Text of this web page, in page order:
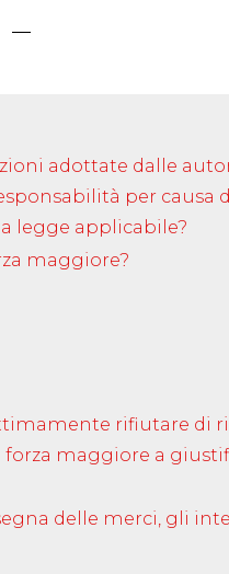
adottate dalle
per causa
legge applicabile?
maggiore?
rifiutare di
maggiore a
delle merci, gli